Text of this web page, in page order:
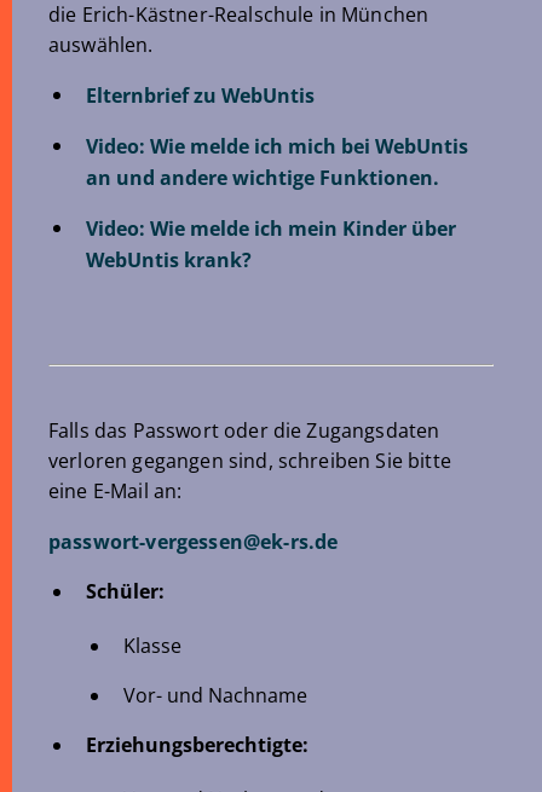
die Erich-Kästner-Realschule in München
auswählen.
Elternbrief zu WebUntis
Video: Wie melde ich mich bei WebUntis
an und andere wichtige Funktionen.
Video: Wie melde ich mein Kinder über
WebUntis krank?
Falls das Passwort oder die Zugangsdaten
verloren gegangen sind, schreiben Sie bitte
eine E-Mail an:
passwort-vergessen@ek-rs.de
Schüler:
Klasse
Vor- und Nachname
Erziehungsberechtigte: